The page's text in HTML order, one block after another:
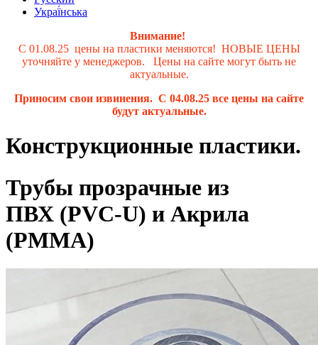
Украї́нська
Внимание!
С 01.08.25 цены на пластики меняются! НОВЫЕ ЦЕНЫ
уточняйте у менеджеров. Цены на сайте могут быть не
актуальные.
Приносим свои извинения. С 04.08.25 все цены на сайте
будут актуальные.
Конструкционные пластики.
Трубы прозрачные из
ПВХ (PVC-U) и Акрила
(PMMA)